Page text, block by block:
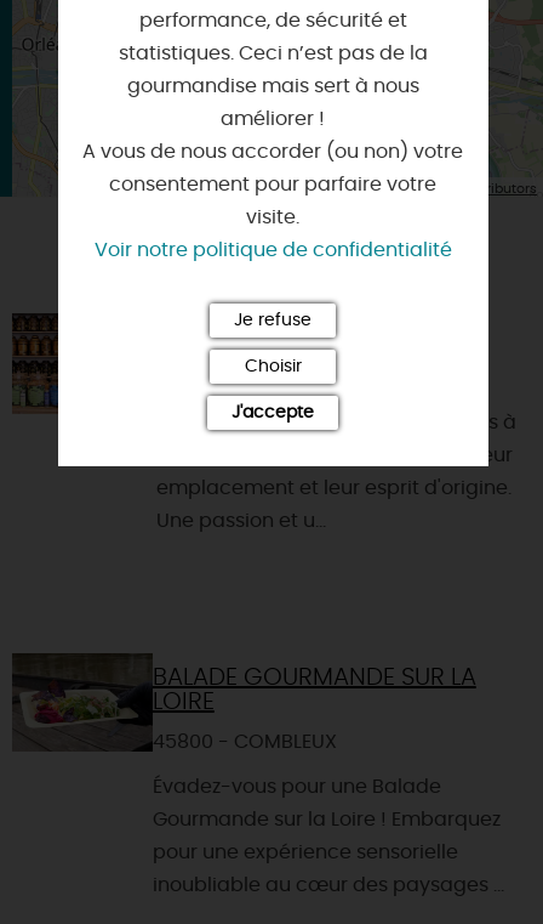
Leaflet| Map data ©OpenStreetMap contributors
COMPTOIRS JEANNE D'ARC
45000 - ORLEANS
L'une des plus anciennes enseignes à
Orléans. Les magasins ont gardé leur
emplacement et leur esprit d'origine.
Une passion et u...
BALADE GOURMANDE SUR LA
LOIRE
45800 - COMBLEUX
Évadez-vous pour une Balade
Gourmande sur la Loire ! Embarquez
pour une expérience sensorielle
inoubliable au cœur des paysages ...
performance, de sécurité et
statistiques. Ceci n’est pas de la
gourmandise mais sert à nous
améliorer !
A vous de nous accorder (ou non) votre
consentement pour parfaire votre
visite.
Voir notre politique de confidentialité
Je refuse
Choisir
J'accepte